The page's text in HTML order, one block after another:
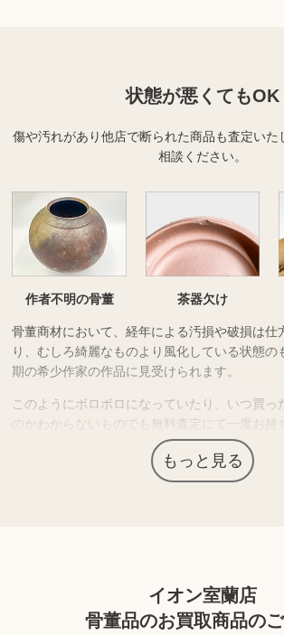
状態が悪くてもOK
傷や汚れがあり他店で断られた商品も査定いた
相談ください。
作者不明の骨董 茶器欠け
骨董商材において、経年による汚損や破損は仕
り、むしろ綺麗なものより風化している状態の
期の希少作家の作品に見受けられます。
このようにボロボロになっていたり、いつ買っ
のかわからないものでも無料査定にて一度お持
骨董品は贋作であっても価値が認められるケー
す。詳しくは店舗までお問い合わせください
もっと見る
イオン室蘭店
骨董品のお買取商品の